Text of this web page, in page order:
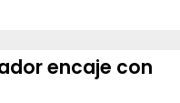
encaje con